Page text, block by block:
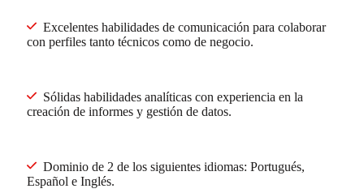
Excelentes habilidades de comunicación para colaborar
con perfiles tanto técnicos como de negocio.
Sólidas habilidades analíticas con experiencia en la
creación de informes y gestión de datos.
Dominio de 2 de los siguientes idiomas: Portugués,
Español e Inglés.